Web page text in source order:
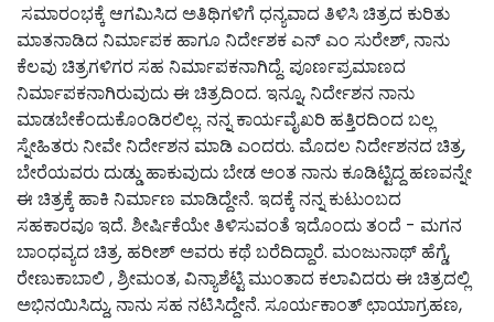
ಸಮಾರಂಭಕ್ಕೆ ಆಗಮಿಸಿದ ಅತಿಥಿಗಳಿಗೆ ಧನ್ಯವಾದ ತಿಳಿಸಿ ಚಿತ್ರದ ಕುರಿತು
ಮಾತನಾಡಿದ ನಿರ್ಮಾಪಕ ಹಾಗೂ ನಿರ್ದೇಶಕ ಎನ್ ಎಂ ಸುರೇಶ್, ನಾನು
ಕೆಲವು ಚಿತ್ರಗಳಿಗರ ಸಹ ನಿರ್ಮಾಪಕನಾಗಿದ್ದೆ. ಪೂರ್ಣ‌ಪ್ರಮಾಣದ
ನಿರ್ಮಾಪಕನಾಗಿರುವುದು ಈ ಚಿತ್ರದಿಂದ. ಇನ್ನೂ, ನಿರ್ದೇಶನ ನಾನು
ಮಾಡಬೇಕೆಂದುಕೊಂಡಿರಲಿಲ್ಲ. ನನ್ನ ಕಾರ್ಯವೈಖರಿ ಹತ್ತಿರದಿಂದ ಬಲ್ಲ
ಸ್ನೇಹಿತರು ನೀವೇ ನಿರ್ದೇಶನ ಮಾಡಿ ಎಂದರು. ಮೊದಲ ನಿರ್ದೇಶನದ ಚಿತ್ರ,
ಬೇರೆಯವರು ದುಡ್ಡು ಹಾಕುವುದು ಬೇಡ ಅಂತ ನಾನು ಕೂಡಿಟ್ಟಿದ್ದ ಹಣವನ್ನೇ
ಈ ಚಿತ್ರಕ್ಕೆ ಹಾಕಿ ನಿರ್ಮಾಣ ಮಾಡಿದ್ದೇನೆ. ಇದಕ್ಕೆ ನನ್ನ ಕುಟುಂಬದ
ಸಹಕಾರವೂ ಇದೆ. ಶೀರ್ಷಿಕೆಯೇ ತಿಳಿಸುವಂತೆ ಇದೊಂದು ತಂದೆ - ಮಗನ
ಬಾಂಧವ್ಯದ ಚಿತ್ರ. ಹರೀಶ್ ಅವರು ಕಥೆ ಬರೆದಿದ್ದಾರೆ. ಮಂಜುನಾಥ್ ಹೆಗ್ಡೆ,
ರೇಣುಕಾಬಾಲಿ , ಶ್ರೀಮಂತ, ವಿನ್ಯಾಶೆಟ್ಟಿ ಮುಂತಾದ ಕಲಾವಿದರು ಈ ಚಿತ್ರದಲ್ಲಿ
ಅಭಿನಯಿಸಿದ್ದು, ನಾನು ಸಹ ನಟಿಸಿದ್ದೇನೆ. ಸೂರ್ಯಕಾಂತ್ ಛಾಯಾಗ್ರಹಣ,